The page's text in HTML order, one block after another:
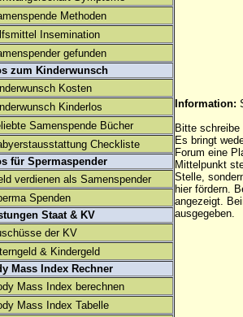
Methoden
Insemination
gefunden
zum Kinderwunsch
Kosten
Kinderlos
Samenspende Bücher
Checkliste
für Spermaspender
verdienen als Samenspender
Spenden
Staat & KV
der KV
& Kindergeld
Mass Index Rechner
Mass Index berechnen
Mass Index Tabelle
Information:
Bitte
Es bringt
Forum eine
Mittelpunkt
Stelle,
hier fördern.
angezeigt.
ausgegeben.